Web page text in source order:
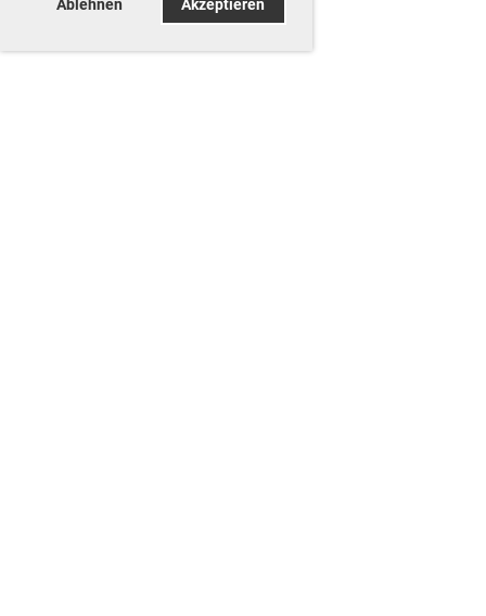
Ablehnen Akzeptieren